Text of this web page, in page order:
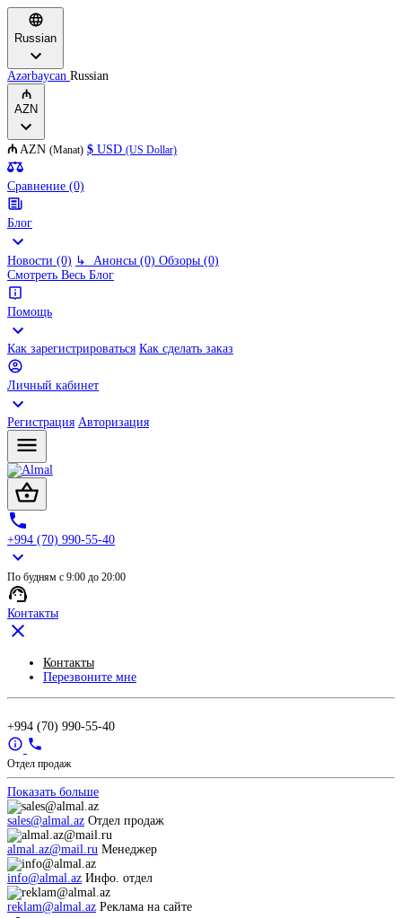
Russian
Azərbaycan Russian
₼
AZN
₼ AZN (Manat) $ USD (US Dollar)
Сравнение (0)
Блог
Новости (0) ↳ Анонсы (0) Обзоры (0)
Смотреть Весь Блог
Помощь
Как зарегистрироваться Как сделать заказ
Личный кабинет
Регистрация Авторизация
+994 (70) 990-55-40
По будням с 9:00 до 20:00
Контакты
Контакты
Перезвоните мне
+994 (70) 990-55-40
Отдел продаж
Показать больше
sales@almal.az Отдел продаж
almal.az@mail.ru Менеджер
info@almal.az Инфо. отдел
reklam@almal.az Реклама на сайте